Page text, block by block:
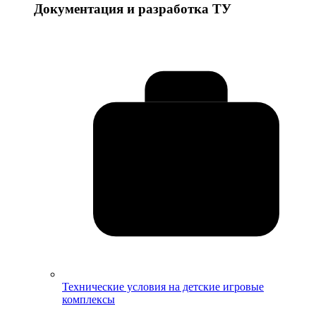
Документация и разработка ТУ
Технические условия на детские игровые
комплексы